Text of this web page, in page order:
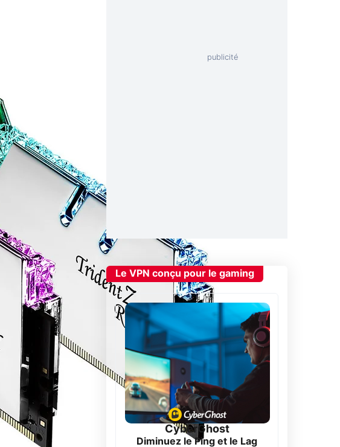
Le VPN conçu pour le gaming
CyberGhost
Diminuez le Ping et le Lag